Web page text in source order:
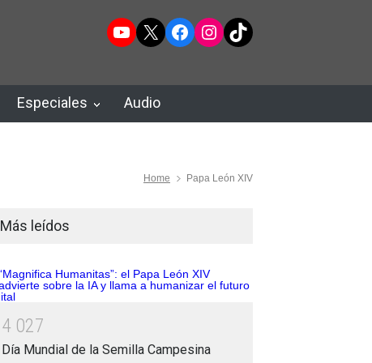
YouTube
X Facebook
Instagram
TikTok
Especiales Audio
Home Papa León XIV
Más leídos
4 027
Día Mundial de la Semilla Campesina